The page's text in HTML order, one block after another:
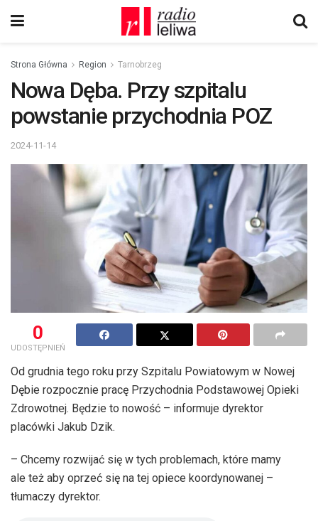
Strona Główna Region Tarnobrzeg
Nowa Dęba. Przy szpitalu
powstanie przychodnia POZ
2024-11-14
0
UDOSTĘPNIEŃ
Od grudnia tego roku przy Szpitalu Powiatowym w Nowej
Dębie rozpocznie pracę Przychodnia Podstawowej Opieki
Zdrowotnej. Będzie to nowość – informuje dyrektor
placówki Jakub Dzik.
– Chcemy rozwijać się w tych problemach, które mamy
ale też aby oprzeć się na tej opiece koordynowanej –
tłumaczy dyrektor.